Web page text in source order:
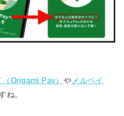
Origami Pay） や メルペイ
ね。